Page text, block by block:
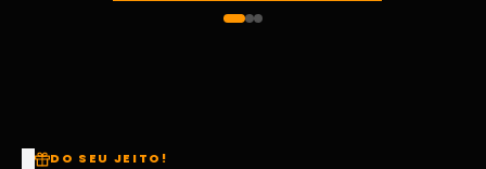
DO SEU JEITO!